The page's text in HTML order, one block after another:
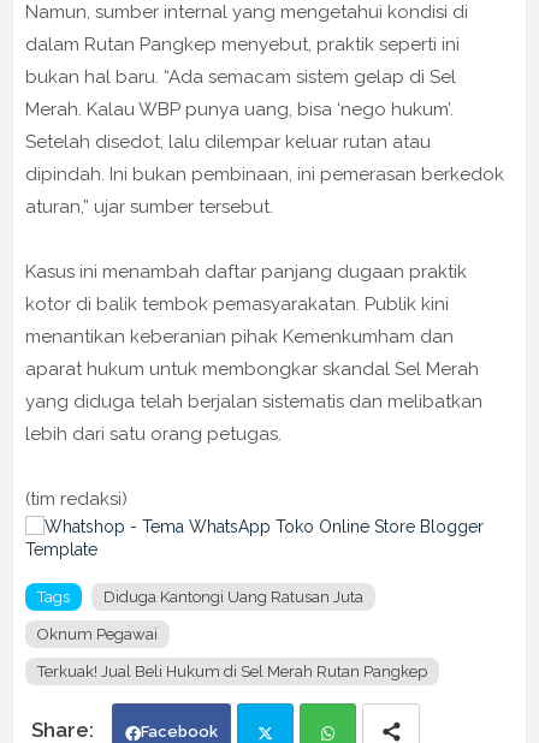
Namun, sumber internal yang mengetahui kondisi di
dalam Rutan Pangkep menyebut, praktik seperti ini
bukan hal baru. “Ada semacam sistem gelap di Sel
Merah. Kalau WBP punya uang, bisa ‘nego hukum’.
Setelah disedot, lalu dilempar keluar rutan atau
dipindah. Ini bukan pembinaan, ini pemerasan berkedok
aturan,” ujar sumber tersebut.
Kasus ini menambah daftar panjang dugaan praktik
kotor di balik tembok pemasyarakatan. Publik kini
menantikan keberanian pihak Kemenkumham dan
aparat hukum untuk membongkar skandal Sel Merah
yang diduga telah berjalan sistematis dan melibatkan
lebih dari satu orang petugas.
(tim redaksi)
Tags Diduga Kantongi Uang Ratusan Juta
Oknum Pegawai
Terkuak! Jual Beli Hukum di Sel Merah Rutan Pangkep
Facebook